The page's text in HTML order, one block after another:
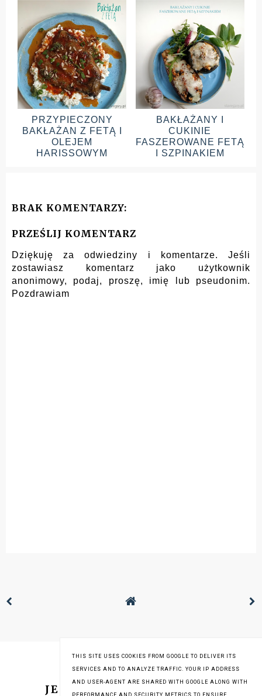
PRZYPIECZONY
BAKŁAŻAN Z FETĄ I
OLEJEM
HARISSOWYM
BAKŁAŻANY I
CUKINIE
FASZEROWANE FETĄ
I SZPINAKIEM
BRAK KOMENTARZY:
PRZEŚLIJ KOMENTARZ
Dziękuję za odwiedziny i komentarze. Jeśli
zostawiasz komentarz jako użytkownik
anonimowy, podaj, proszę, imię lub pseudonim.
Pozdrawiam
JESTEM NA INSTAGRAMIE
THIS SITE USES COOKIES FROM GOOGLE TO DELIVER ITS
SERVICES AND TO ANALYZE TRAFFIC. YOUR IP ADDRESS
AND USER-AGENT ARE SHARED WITH GOOGLE ALONG WITH
PERFORMANCE AND SECURITY METRICS TO ENSURE